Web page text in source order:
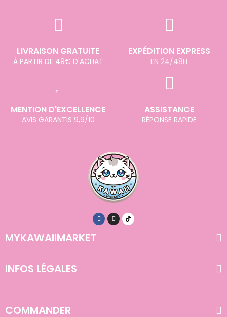
LIVRAISON GRATUITE
À PARTIR DE 49€ D'ACHAT
EXPÉDITION EXPRESS
EN 24/48H
MENTION D'EXCELLENCE
AVIS GARANTIS 9,9/10
ASSISTANCE
RÉPONSE RAPIDE
MYKAWAIIMARKET
INFOS LÉGALES
COMMANDER